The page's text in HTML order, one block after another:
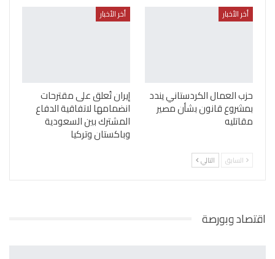
أخر الأخبار
حزب العمال الكردستاني يندد
بمشروع قانون بشأن مصير
مقاتليه
أخر الأخبار
إيران تُعلق على مقترحات
انضمامها لاتفاقية الدفاع
المشترك بين السعودية
وباكستان وتركيا
السابق التالي
اقتصاد وبورصة